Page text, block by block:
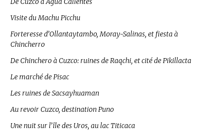
Visite du Machu Picchu
Forteresse d’Ollantaytambo, Moray-Salinas, et fiesta à
Chincherro
De Chinchero à Cuzco: ruines de Raqchi, et cité de Pikillacta
Le marché de Pisac
Les ruines de Sacsayhuaman
Au revoir Cuzco, destination Puno
Une nuit sur l’île des Uros, au lac Titicaca